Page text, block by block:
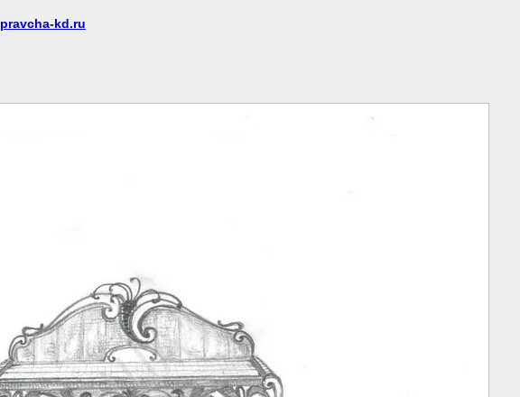
pravcha-kd.ru